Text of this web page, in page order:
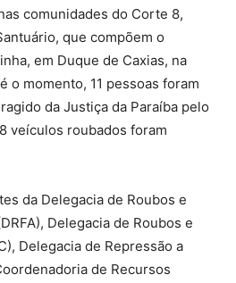
comunidades do Corte 8,
que compõem o
em Duque de Caxias, na
o momento, 11 pessoas foram
da Justiça da Paraíba pelo
veículos roubados foram
da Delegacia de Roubos e
Delegacia de Roubos e
Delegacia de Repressão a
de Recursos